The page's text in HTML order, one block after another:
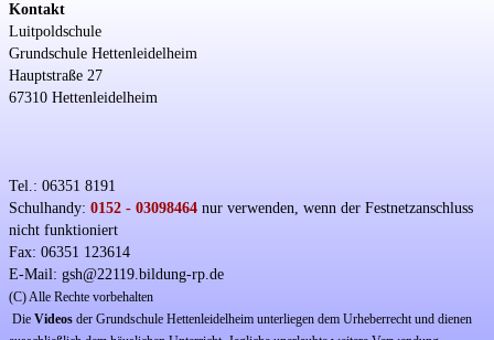
Kontakt
Luitpoldschule
Grundschule Hettenleidelheim
Hauptstraße 27
67310 Hettenleidelheim
Tel.: 06351 8191
Schulhandy: 0152 - 03098464 nur verwenden, wenn der Festnetzanschluss
nicht funktioniert
Fax: 06351 123614
E-Mail: gsh@22119.bildung-rp.de
(C) Alle Rechte vorbehalten
Die Videos der Grundschule Hettenleidelheim unterliegen dem Urheberrecht und dienen